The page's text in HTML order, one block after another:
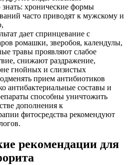
хронические формы
часто приводят к мужскому и
дает спринцевание с
ромашки, зверобоя, календулы,
травы проявляют слабое
снижают раздражение,
гнойных и слизистых
прием антибиотиков
антибактериальные составы и
способны уничтожить
дополнения к
фитосредства рекомендуют
рекомендации для